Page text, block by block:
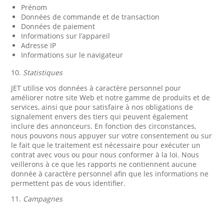
Prénom
Données de commande et de transaction
Données de paiement
Informations sur l’appareil
Adresse IP
Informations sur le navigateur
10. Statistiques
JET utilise vos données à caractère personnel pour
améliorer notre site Web et notre gamme de produits et de
services, ainsi que pour satisfaire à nos obligations de
signalement envers des tiers qui peuvent également
inclure des annonceurs. En fonction des circonstances,
nous pouvons nous appuyer sur votre consentement ou sur
le fait que le traitement est nécessaire pour exécuter un
contrat avec vous ou pour nous conformer à la loi. Nous
veillerons à ce que les rapports ne contiennent aucune
donnée à caractère personnel afin que les informations ne
permettent pas de vous identifier.
11. Campagnes